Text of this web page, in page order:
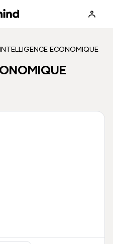
INTELLIGENCE ECONOMIQUE